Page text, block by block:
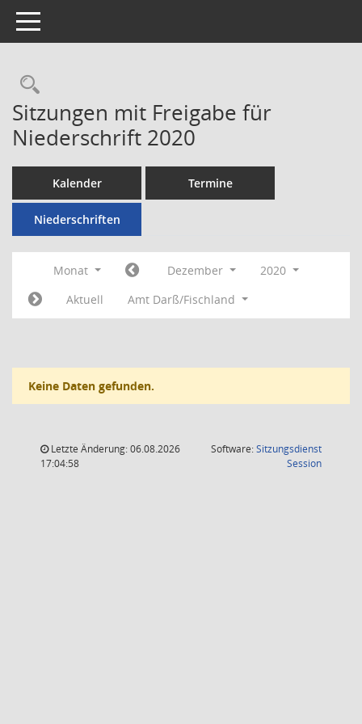
Toggle navigation
Rechercheauswahl
Sitzungen mit Freigabe für
Niederschrift 2020
Kalender Termine
Niederschriften
Monat Dezember
2020
Aktuell
Amt Darß/Fischland
Keine Daten gefunden.
Letzte Änderung: 06.08.2026
17:04:58
Software:Sitzungsdienst
Session(Wird in